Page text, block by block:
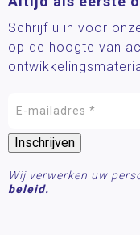
Schrijf u in voor
op de hoogte van
Wij verwerken uw
beleid.